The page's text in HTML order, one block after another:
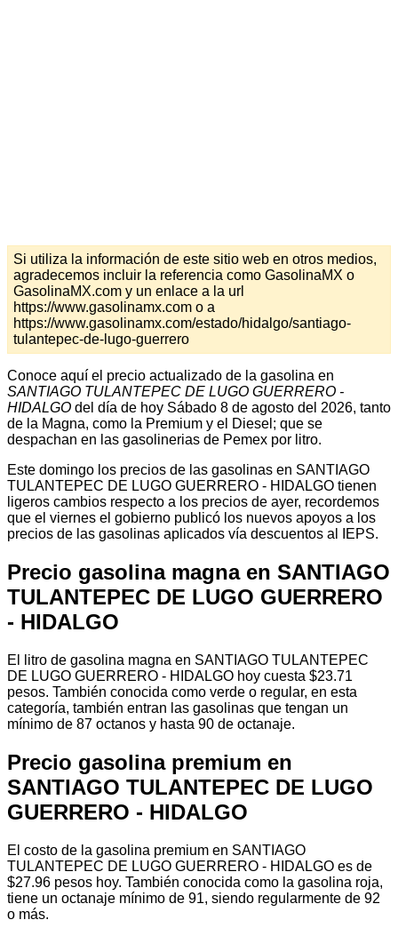
Si utiliza la información de este sitio web en otros medios,
agradecemos incluir la referencia como GasolinaMX o
GasolinaMX.com y un enlace a la url
https://www.gasolinamx.com o a
https://www.gasolinamx.com/estado/hidalgo/santiago-
tulantepec-de-lugo-guerrero
Conoce aquí el precio actualizado de la gasolina en
SANTIAGO TULANTEPEC DE LUGO GUERRERO -
HIDALGO del día de hoy Sábado 8 de agosto del 2026, tanto
de la Magna, como la Premium y el Diesel; que se
despachan en las gasolinerias de Pemex por litro.
Este domingo los precios de las gasolinas en SANTIAGO
TULANTEPEC DE LUGO GUERRERO - HIDALGO tienen
ligeros cambios respecto a los precios de ayer, recordemos
que el viernes el gobierno publicó los nuevos apoyos a los
precios de las gasolinas aplicados vía descuentos al IEPS.
Precio gasolina magna en SANTIAGO
TULANTEPEC DE LUGO GUERRERO
- HIDALGO
El litro de gasolina magna en SANTIAGO TULANTEPEC
DE LUGO GUERRERO - HIDALGO hoy cuesta $23.71
pesos. También conocida como verde o regular, en esta
categoría, también entran las gasolinas que tengan un
mínimo de 87 octanos y hasta 90 de octanaje.
Precio gasolina premium en
SANTIAGO TULANTEPEC DE LUGO
GUERRERO - HIDALGO
El costo de la gasolina premium en SANTIAGO
TULANTEPEC DE LUGO GUERRERO - HIDALGO es de
$27.96 pesos hoy. También conocida como la gasolina roja,
tiene un octanaje mínimo de 91, siendo regularmente de 92
o más.